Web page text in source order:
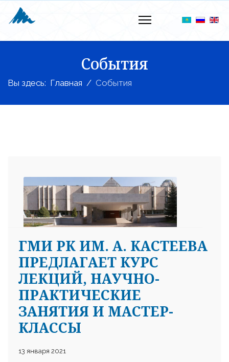
События
Вы здесь: Главная События
ГМИ РК ИМ. А. КАСТЕЕВА
ПРЕДЛАГАЕТ КУРС
ЛЕКЦИЙ, НАУЧНО-
ПРАКТИЧЕСКИЕ
ЗАНЯТИЯ И МАСТЕР-
КЛАССЫ
13 января 2021
23 97